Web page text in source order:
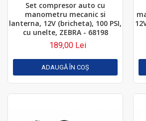
Set compresor auto cu
manometru mecanic si
lanterna, 12V (bricheta), 100 PSI,
cu unelte, ZEBRA - 68198
189,00 Lei
ADAUGĂ ÎN COŞ